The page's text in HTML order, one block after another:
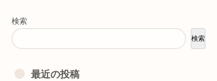
検索
検索
最近の投稿